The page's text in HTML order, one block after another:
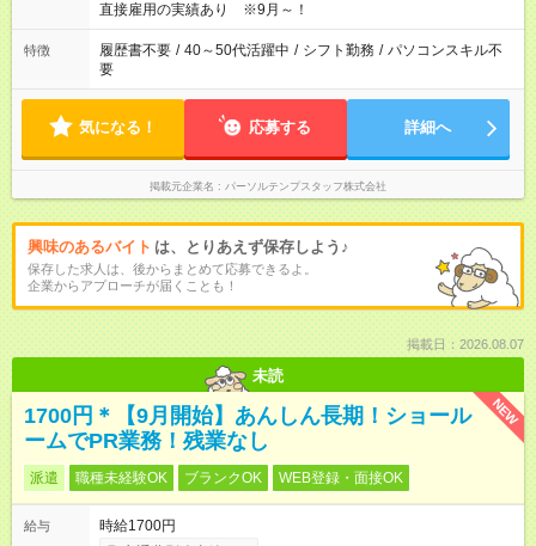
直接雇用の実績あり ※9月～！
特徴 履歴書不要 / 40～50代活躍中 / シフト勤務 / パソコンスキル不
要
気になる！ 応募する 詳細へ
掲載元企業名 パーソルテンプスタッフ株式会社
興味のあるバイト は、とりあえず保存しよう♪
保存した求人は、後からまとめて応募できるよ。
企業からアプローチが届くことも！
掲載日：2026.08.07
未読
NEW
1700円＊【9月開始】あんしん長期！ショール
ームでPR業務！残業なし
派遣 職種未経験OK ブランクOK WEB登録・面接OK
給与
時給1700円